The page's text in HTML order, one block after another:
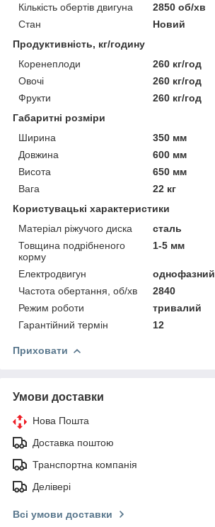
Кількість обертів двигуна
2850 об/хв
Стан
Новий
Продуктивність, кг/годину
Коренеплоди
260 кг/год
Овочі
260 кг/год
Фрукти
260 кг/год
Габаритні розміри
Ширина
350 мм
Довжина
600 мм
Висота
650 мм
Вага
22 кг
Користувацькі характеристики
Матеріал ріжучого диска
сталь
Товщина подрібненого
корму
1-5 мм
Електродвигун
однофазний
Частота обертання, об/хв
2840
Режим роботи
тривалий
Гарантійний термін
12
Приховати
Умови доставки
Нова Пошта
Доставка поштою
Транспортна компанія
Делівері
Всі умови доставки